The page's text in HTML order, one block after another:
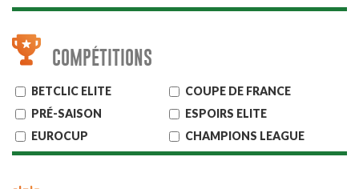
COMPÉTITIONS
BETCLIC ELITE
COUPE DE FRANCE
PRÉ-SAISON
ESPOIRS ELITE
EUROCUP
CHAMPIONS LEAGUE